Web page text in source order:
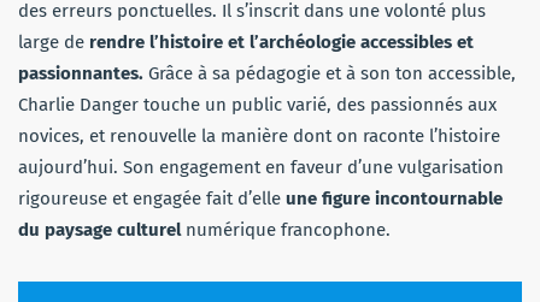
des erreurs ponctuelles. Il s’inscrit dans une volonté plus
large de rendre l’histoire et l’archéologie accessibles et
passionnantes. Grâce à sa pédagogie et à son ton accessible,
Charlie Danger touche un public varié, des passionnés aux
novices, et renouvelle la manière dont on raconte l’histoire
aujourd’hui. Son engagement en faveur d’une vulgarisation
rigoureuse et engagée fait d’elle une figure incontournable
du paysage culturel numérique francophone.